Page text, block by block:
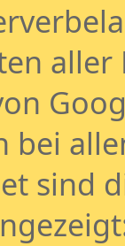
aller
bei
sind